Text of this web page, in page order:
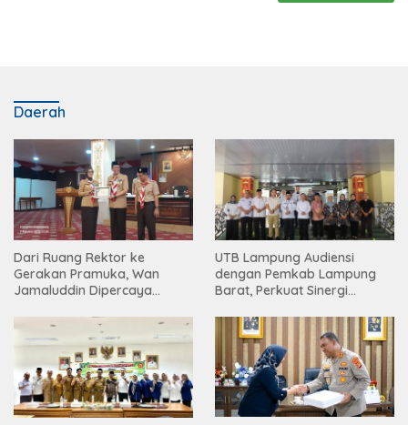
Daerah
Dari Ruang Rektor ke
Gerakan Pramuka, Wan
Jamaluddin Dipercaya
UTB Lampung Audiensi
dengan Pemkab Lampung
Barat, Perkuat Sinergi
Tinggi